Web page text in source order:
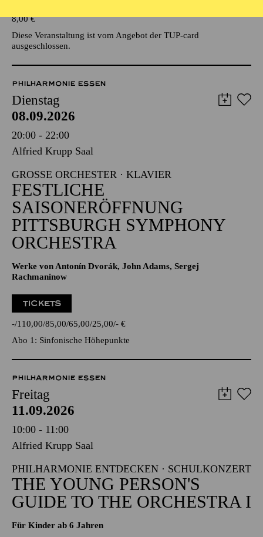
8,00€
Diese Veranstaltung ist vom Angebot der TUP-card
ausgeschlossen.
PHILHARMONIE ESSEN
Dienstag
08.09.2026
20:00 - 22:00
Alfried Krupp Saal
GROSSE ORCHESTER · KLAVIER
FESTLICHE
SAISONERÖFFNUNG
PITTSBURGH SYMPHONY
ORCHESTRA
Werke von Antonín Dvorák, John Adams, Sergej
Rachmaninow
TICKETS
- 110,00 85,00 65,00 25,00 - €
Abo 1: Sinfonische Höhepunkte
PHILHARMONIE ESSEN
Freitag
11.09.2026
10:00 - 11:00
Alfried Krupp Saal
PHILHARMONIE ENTDECKEN · SCHULKONZERT
THE YOUNG PERSON'S
GUIDE TO THE ORCHESTRA I
Für Kinder ab 6 Jahren